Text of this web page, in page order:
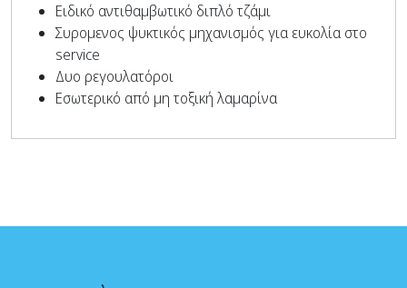
Ειδικό αντιθαμβωτικό διπλό τζάμι
Συρομενος ψυκτικός μηχανισμός για ευκολία στο
service
Δυο ρεγουλατόροι
Εσωτερικό από μη τοξική λαμαρίνα